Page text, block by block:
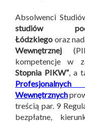
Absolwenci
studiów
Łódzkiego oraz
Wewnętrznej
kompetencje w
Stopnia PIKW”, a
Wewnętrznych
treścią par. 9
bezpłatne,